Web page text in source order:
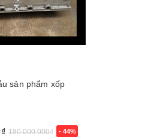
sản phẩm xốp
180.000.000₫ - 44%